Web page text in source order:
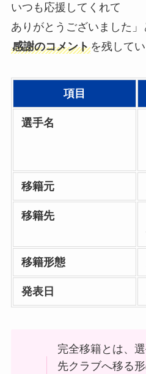
いつも応援してくれて
ありがとうございました」
感謝のコメントを残してい
項目
選手名
移籍元
移籍先
移籍形態
発表日
完全移籍とは、
先クラブへ移る